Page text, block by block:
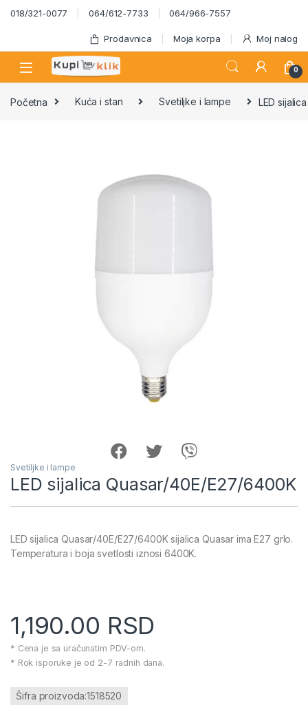
Skip to navigation
Skip to content
018/321-0077 064/612-7733 064/966-7557
Prodavnica Moja korpa Moj nalog
0
Početna Kuća i stan Svetiljke i lampe LED
Svetiljke i lampe
LED sijalica Quasar/40E/E27/6400K
LED sijalica Quasar/40E/E27/6400K sijalica Quasar ima E27 grlo.
Temperatura i boja svetlosti iznosi 6400K.
1,190.00 RSD
* Cena je sa uračunatim PDV-om.
* Rok isporuke je od 2-7 radnih dana.
Šifra proizvoda:1518520